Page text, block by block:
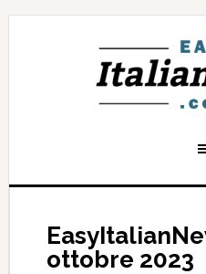
ottobre 2023